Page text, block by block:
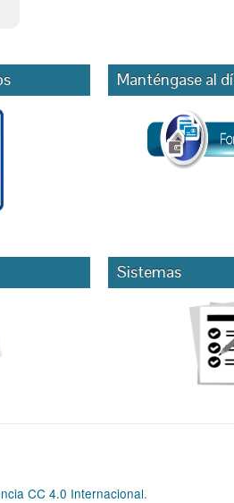
Manténgase al
Sistemas
CC 4.0 Internacional.